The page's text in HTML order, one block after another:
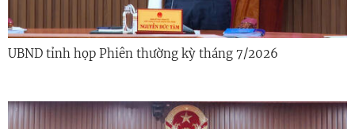
UBND tỉnh họp Phiên thường kỳ tháng 7/2026